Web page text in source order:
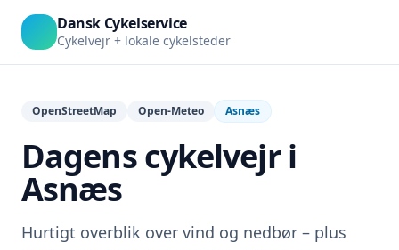
Dansk Cykelservice
Cykelvejr + lokale cykelsteder
OpenStreetMap Open-Meteo Asnæs
Dagens cykelvejr i
Asnæs
Hurtigt overblik over vind og nedbør – plus